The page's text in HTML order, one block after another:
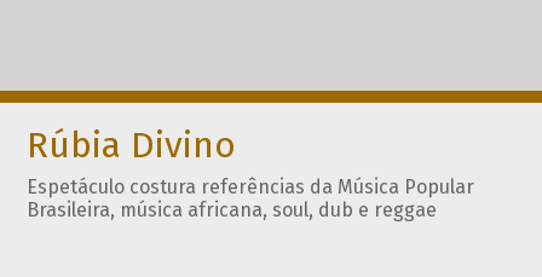
Rúbia Divino
Espetáculo costura referências da Música Popular
Brasileira, música africana, soul, dub e reggae